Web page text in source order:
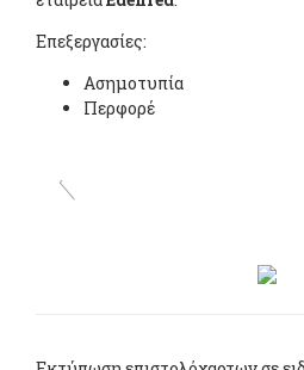
Επεξεργασίες:
Ασημοτυπία
Περφορέ